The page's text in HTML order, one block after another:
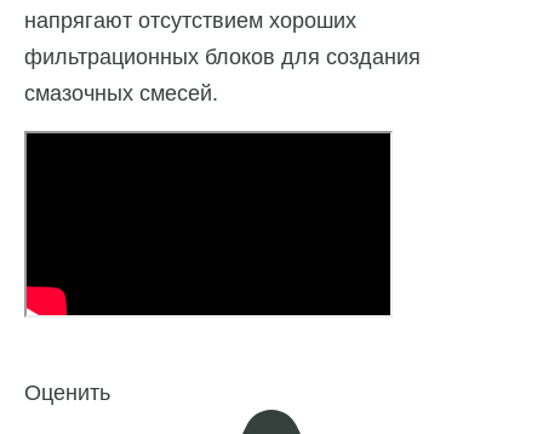
напрягают отсутствием хороших
фильтрационных блоков для создания
смазочных смесей.
Оценить